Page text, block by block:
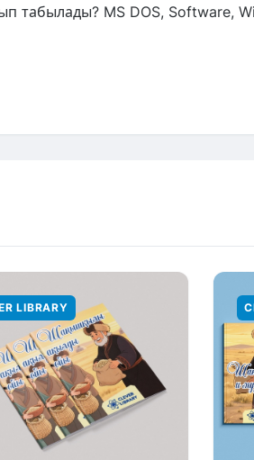
табылады? MS DOS, Software,
LIBRARY